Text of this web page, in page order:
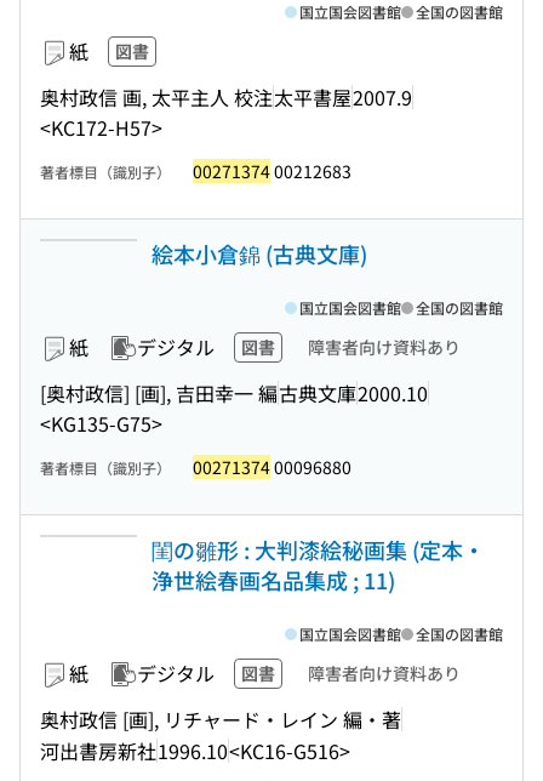
紙 図書
奥村政信 画, 太平主人 校注太平書屋2007.9
<KC172-H57>
国立国会図書館 全国の図書館
著者標目（識別子） 0027137400212683
絵本小倉錦 (古典文庫)
紙 デジタル 図書 障害者向け資料あり
[奥村政信] [画], 吉田幸一 編古典文庫2000.10
<KG135-G75>
国立国会図書館 全国の図書館
著者標目（識別子） 0027137400096880
閨の雛形 : 大判漆絵秘画集 (定本・
浄世絵春画名品集成 ; 11)
紙 デジタル 図書 障害者向け資料あり
奥村政信 [画], リチャード・レイン 編・著
河出書房新社1996.10<KC16-G516>
国立国会図書館 全国の図書館